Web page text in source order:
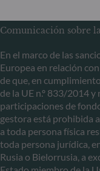
Comunicación sobre
En el marco de las
Europea en relación
de que, en
de la UE n.º 833/2014
participaciones de
gestora está prohibida
a toda persona física
toda persona jurídica,
Rusia o Bielorrusia, a